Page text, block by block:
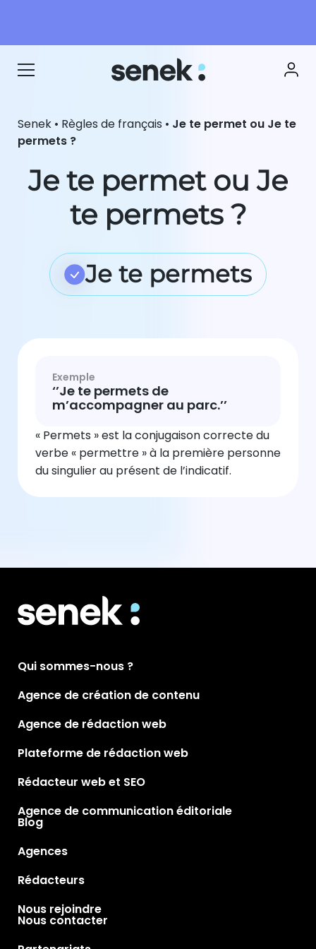
Senek • Règles de français • Je te permet ou Je te
permets ?
Je te permet ou Je
te permets ?
Je te permets
Exemple
‘’Je te permets de
m’accompagner au parc.’’
« Permets » est la conjugaison correcte du
verbe « permettre » à la première personne
du singulier au présent de l’indicatif.
Qui sommes-nous ?
Agence de création de contenu
Agence de rédaction web
Plateforme de rédaction web
Rédacteur web et SEO
Agence de communication éditoriale
Blog
Agences
Rédacteurs
Nous rejoindre
Nous contacter